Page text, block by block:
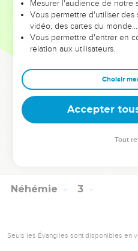
Sanballat, le Horonite,
Guéchem, l’Arabe, l’ayant
nous méprisèrent. Ils dirent :
révoltez-vous contre le roi ?
Je leur fis cette réponse :
le succès. Nous, ses
bâtirons ; mais vous, vous
dans Jérusalem.
© Société biblique française – Bibli’O,
Néhémie 3
Seuls les Évangiles sont disponibles en
Mesurer l'audience de notre
Vous permettre d'utiliser
vidéo, des cartes du monde…
Vous permettre d'entrer en
relation aux utilisateurs.
Choisir
Accepter
Tout